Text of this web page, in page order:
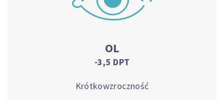
OL
-3,5 DPT
Krótkowzroczność